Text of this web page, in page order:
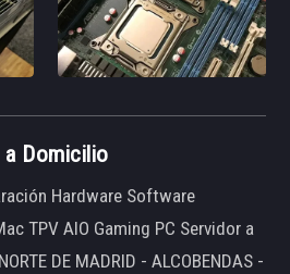
a Domicilio
Hardware Software
TPV AIO Gaming PC Servidor a
DE MADRID - ALCOBENDAS -